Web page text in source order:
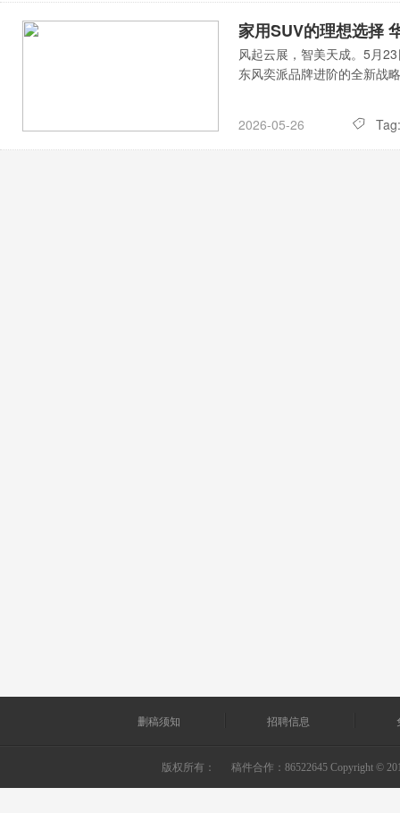
家用SUV的理想选择
风起云展，智美天成。5月
东风奕派品牌进阶的全新战
2026-05-26 Tag:
删稿须知 招聘信息
版权所有： 稿件合作：86522645 Copyright ©